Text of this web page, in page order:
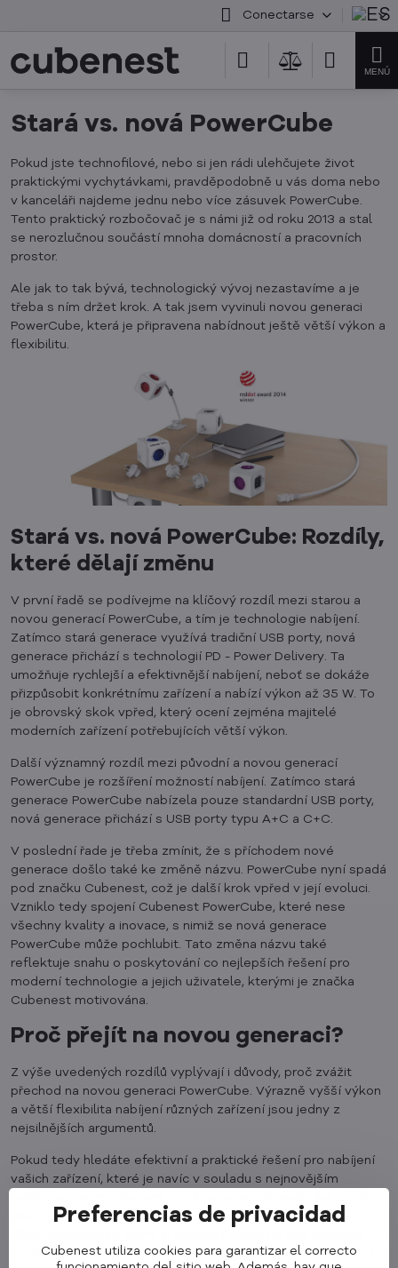
Conectarse
Stará vs. nová PowerCube
Pokud jste technofilové, nebo si jen rádi ulehčujete život
praktickými vychytávkami, pravděpodobně u vás doma nebo
v kanceláři najdeme jednu nebo více zásuvek PowerCube.
Tento praktický rozbočovač je s námi již od roku 2013 a stal
se nerozlučnou součástí mnoha domácností a pracovních
prostor.
Ale jak to tak bývá, technologický vývoj nezastavíme a je
třeba s ním držet krok. A tak jsem vyvinuli novou generaci
PowerCube, která je připravena nabídnout ještě větší výkon a
flexibilitu.
Stará vs. nová PowerCube: Rozdíly,
které dělají změnu
V první řadě se podívejme na klíčový rozdíl mezi starou a
novou generací PowerCube, a tím je technologie nabíjení.
Zatímco stará generace využívá tradiční USB porty, nová
generace přichází s technologií PD - Power Delivery. Ta
umožňuje rychlejší a efektivnější nabíjení, neboť se dokáže
přizpůsobit konkrétnímu zařízení a nabízí výkon až 35 W. To
je obrovský skok vpřed, který ocení zejména majitelé
moderních zařízení potřebujících větší výkon.
Další významný rozdíl mezi původní a novou generací
PowerCube je rozšíření možností nabíjení. Zatímco stará
generace PowerCube nabízela pouze standardní USB porty,
nová generace přichází s USB porty typu A+C a C+C.
V poslední řade je třeba zmínit, že s příchodem nové
generace došlo také ke změně názvu. PowerCube nyní spadá
pod značku Cubenest, což je další krok vpřed v její evoluci.
Vzniklo tedy spojení Cubenest PowerCube, které nese
všechny kvality a inovace, s nimiž se nová generace
PowerCube může pochlubit. Tato změna názvu také
reflektuje snahu o poskytování co nejlepších řešení pro
moderní technologie a jejich uživatele, kterými je značka
Cubenest motivována.
Proč přejít na novou generaci?
Z výše uvedených rozdílů vyplývají i důvody, proč zvážit
přechod na novou generaci PowerCube. Výrazně vyšší výkon
a větší flexibilita nabíjení různých zařízení jsou jedny z
nejsilnějších argumentů.
Pokud tedy hledáte efektivní a praktické řešení pro nabíjení
vašich zařízení, které je navíc v souladu s nejnovějším
vás ideální volbou. Moderní technologie a kvalitní design z ní
ploše. Vyzkoušejte technologický skok do nové generace a
Preferencias de privacidad
Cubenest utiliza cookies para garantizar el correcto